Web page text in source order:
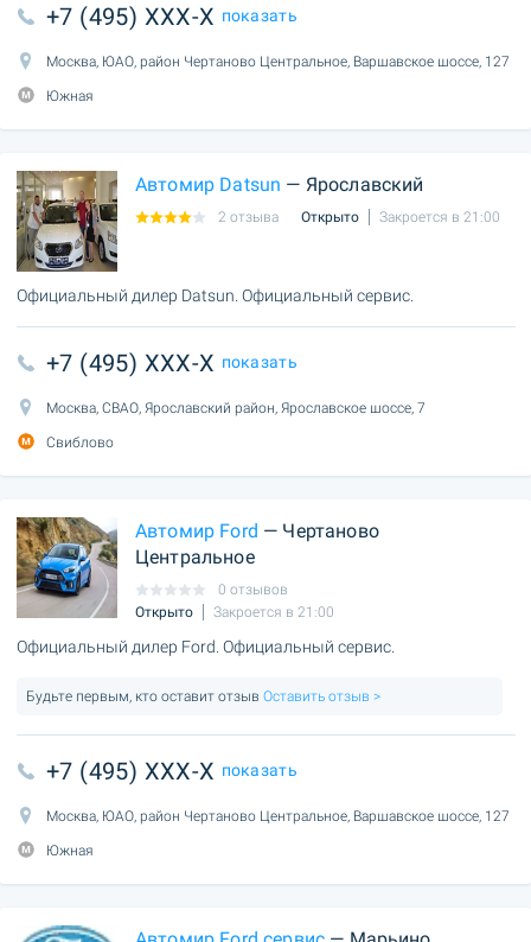
+7 (495) XXX-X показать
Москва, ЮАО, район Чертаново Центральное, Варшавское шоссе, 127
Южная
Автомир Datsun — Ярославский
2 отзыва Открыто Закроется в 21:00
Официальный дилер Datsun. Официальный сервис.
+7 (495) XXX-X показать
Москва, СВАО, Ярославский район, Ярославское шоссе, 7
Свиблово
Автомир Ford — Чертаново
Центральное
0 отзывов
Открыто
Закроется в 21:00
Официальный дилер Ford. Официальный сервис.
Будьте первым, кто оставит отзыв Оставить отзыв >
+7 (495) XXX-X показать
Москва, ЮАО, район Чертаново Центральное, Варшавское шоссе, 127
Южная